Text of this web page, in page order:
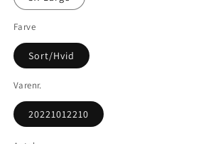
Farve
Sort/Hvid
Varenr.
20221012210